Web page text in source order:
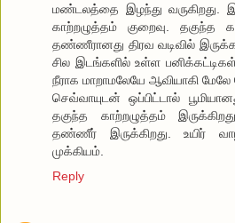
மண்டலத்தை இழந்து வருகிறது.
காற்றழுத்தம் குறைவு. தகுந்த
தண்ணீரானது திரவ வடிவில்
சில இடங்களில் உள்ள
நீராக மாறாமலேயே ஆவியாகி
செவ்வாயுடன் ஒப்பிட்டால்
தகுந்த காற்றழுத்தம்
தண்ணீர் இருக்கிறது. உயிர்
முக்கியம்.
Reply